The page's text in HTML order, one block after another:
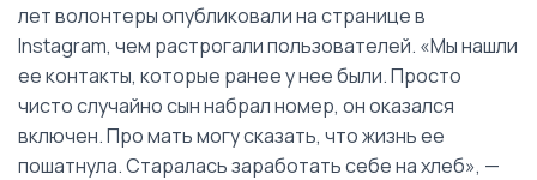
лет волонтеры опубликовали на странице в
Instagram, чем растрогали пользователей. «Мы нашли
ее контакты, которые ранее у нее были. Просто
чисто случайно сын набрал номер, он оказался
включен. Про мать могу сказать, что жизнь ее
пошатнула. Старалась заработать себе на хлеб», —